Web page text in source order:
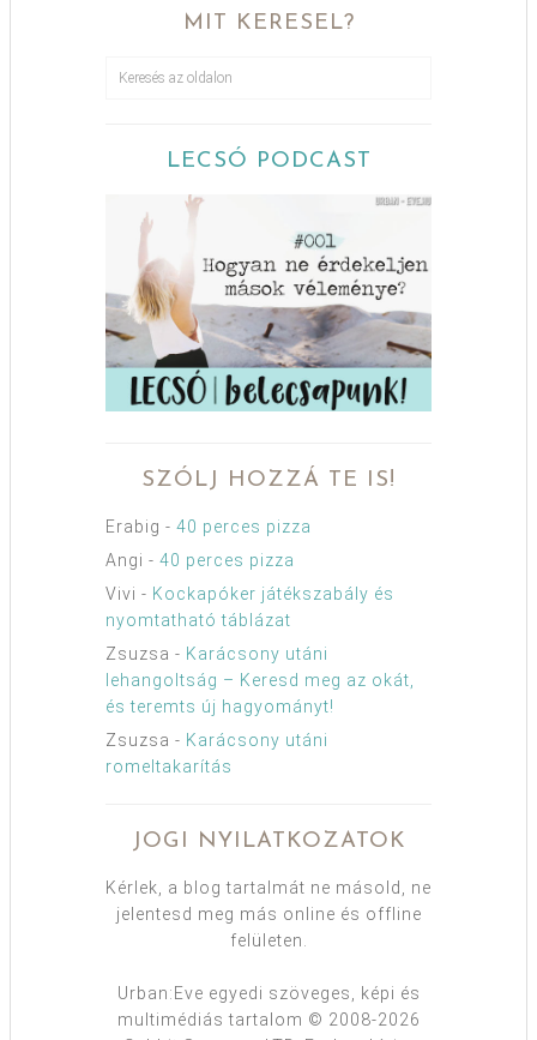
MIT KERESEL?
LECSÓ PODCAST
SZÓLJ HOZZÁ TE IS!
Erabig - 40 perces pizza
Angi - 40 perces pizza
Vivi - Kockapóker játékszabály és
nyomtatható táblázat
Zsuzsa - Karácsony utáni
lehangoltság – Keresd meg az okát,
és teremts új hagyományt!
Zsuzsa - Karácsony utáni
romeltakarítás
JOGI NYILATKOZATOK
Kérlek, a blog tartalmát ne másold, ne
jelentesd meg más online és offline
felületen.
Urban:Eve egyedi szöveges, képi és
multimédiás tartalom © 2008-2026